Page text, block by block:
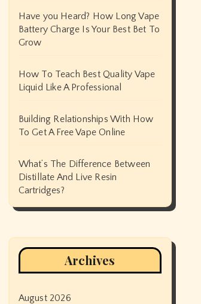
Have you Heard? How Long Vape
Battery Charge Is Your Best Bet To
Grow
How To Teach Best Quality Vape
Liquid Like A Professional
Building Relationships With How
To Get A Free Vape Online
What’s The Difference Between
Distillate And Live Resin
Cartridges?
Archives
August 2026